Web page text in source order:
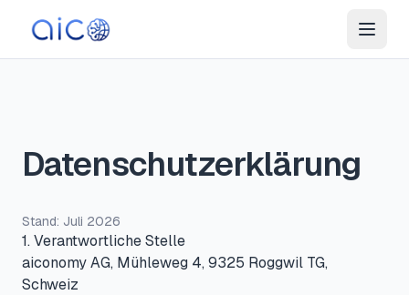
Datenschutzerklärung
Stand: Juli 2026
1. Verantwortliche Stelle
aiconomy AG, Mühleweg 4, 9325 Roggwil TG,
Schweiz